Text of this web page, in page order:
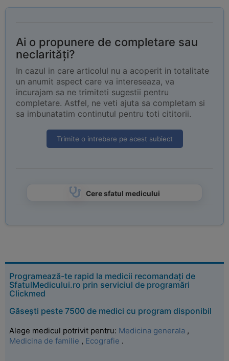
Ai o propunere de completare sau
neclarități?
In cazul in care articolul nu a acoperit in totalitate
un anumit aspect care va intereseaza, va
incurajam sa ne trimiteti sugestii pentru
completare. Astfel, ne veti ajuta sa completam si
sa imbunatatim continutul pentru toti cititorii.
Trimite o intrebare pe acest subiect
Cere sfatul medicului
Programează-te rapid la medicii recomandați de
SfatulMedicului.ro prin serviciul de programări
Clickmed
Găsești peste 7500 de medici cu program disponibil
Alege medicul potrivit pentru: Medicina generala ,
Medicina de familie , Ecografie .